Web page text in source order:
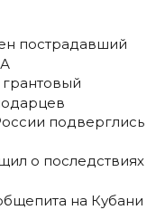
пострадавший
подверглись
о последствиях
на Кубани